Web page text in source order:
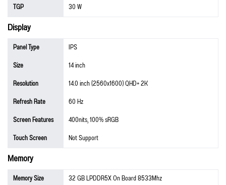
TGP
30 W
Display
Panel Type
IPS
Size
14 inch
Resolution
14.0 inch (2560x1600) QHD+ 2K
Refresh Rate
60 Hz
Screen Features
400nits, 100% sRGB
Touch Screen
Not Support
Memory
Memory Size
32 GB LPDDR5X On Board 8533Mhz